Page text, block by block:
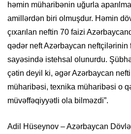
həmin müharibənin uğurla
amillərdən biri olmuşdur. Həmin
çıxarılan neftin 70 faizi
qədər neft Azərbaycan neftçilərinin
sayəsində istehsal olunurdu.
çətin deyil ki, əgər Azərbaycan
müharibəsi, texnika müharibəsi o
müvəffəqiyyətli ola bilməzdi”.
Adil Hüseynov – Azərbaycan